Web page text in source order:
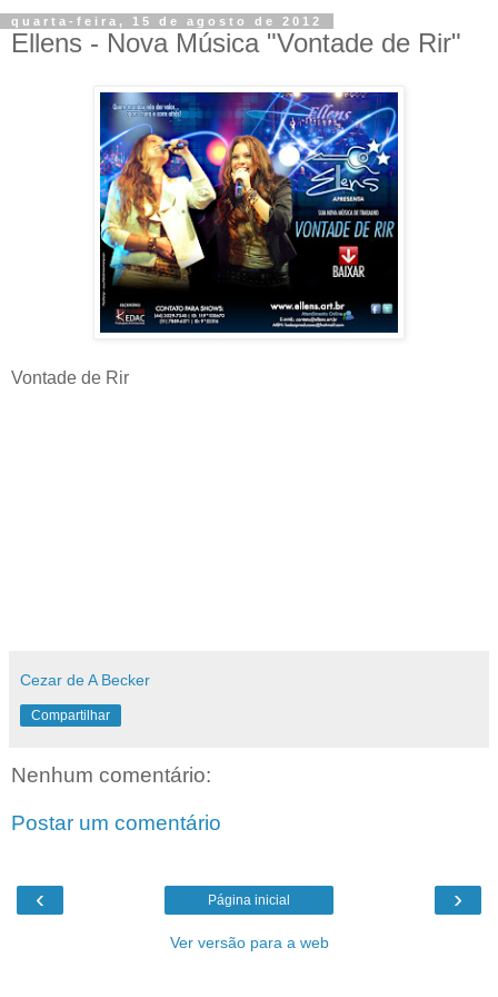
quarta-feira, 15 de agosto de 2012
Ellens - Nova Música "Vontade de Rir‏"
Vontade de Rir
Cezar de A Becker
Compartilhar
Nenhum comentário:
Postar um comentário
‹ ›
Página inicial
Ver versão para a web